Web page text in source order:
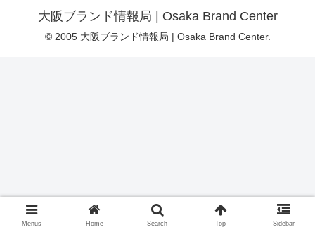
大阪ブランド情報局 | Osaka Brand Center
© 2005 大阪ブランド情報局 | Osaka Brand Center.
Menus Home Search Top Sidebar